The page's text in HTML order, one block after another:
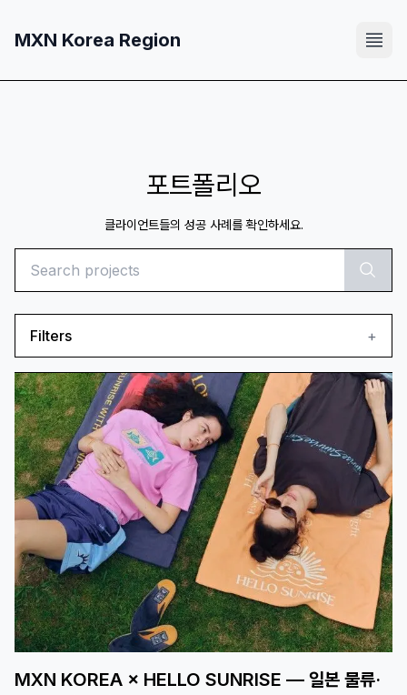
MXN Korea Region
포트폴리오
클라이언트들의 성공 사례를 확인하세요.
Filters +
MXN KOREA × HELLO SUNRISE — 일본 물류·